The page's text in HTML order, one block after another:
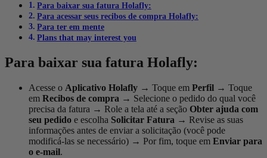
Para baixar sua fatura Holafly:
Para acessar seus recibos de compra Holafly:
Para ter em mente
Plans that may interest you
Para baixar sua fatura Holafly:
Acesse o Aplicativo Holafly → Toque em Perfil → Toque
em Recibos de compra → Selecione o pedido do qual você
precisa da fatura → Role a tela até a seção Obter ajuda com
seu pedido e escolha Solicitar Fatura → Revise as suas
informações antes de enviar a solicitação (você pode
modificá-las se necessário) → Por fim, toque em Enviar para
o e-mail.